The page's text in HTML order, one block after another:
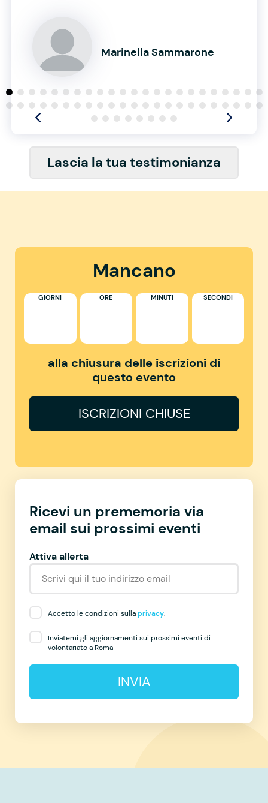
Marinella Sammarone
Lascia la tua testimonianza
Mancano
GIORNI ORE MINUTI SECONDI
alla chiusura delle iscrizioni di
questo evento
ISCRIZIONI CHIUSE
Ricevi un prememoria via
email sui prossimi eventi
Attiva allerta
Accetto le condizioni sullaprivacy.
Inviatemi gli aggiornamenti sui prossimi eventi di
volontariato a Roma
INVIA